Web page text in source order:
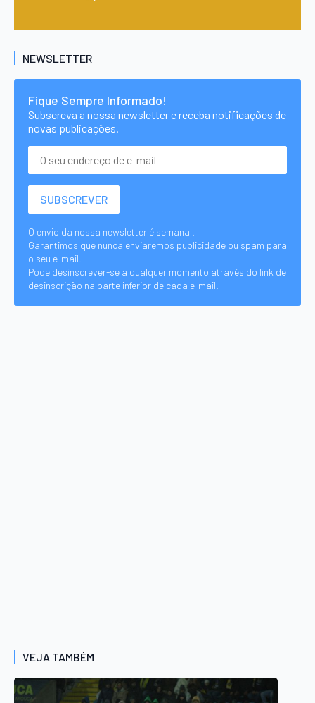
NEWSLETTER
Fique Sempre Informado!
Subscreva a nossa newsletter e receba notificações de
novas publicações.
O envio da nossa newsletter é semanal.
Garantimos que nunca enviaremos publicidade ou spam para
o seu e-mail.
Pode desinscrever-se a qualquer momento através do link de
desinscrição na parte inferior de cada e-mail.
VEJA TAMBÉM